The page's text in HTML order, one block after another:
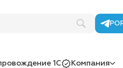
1С Компания